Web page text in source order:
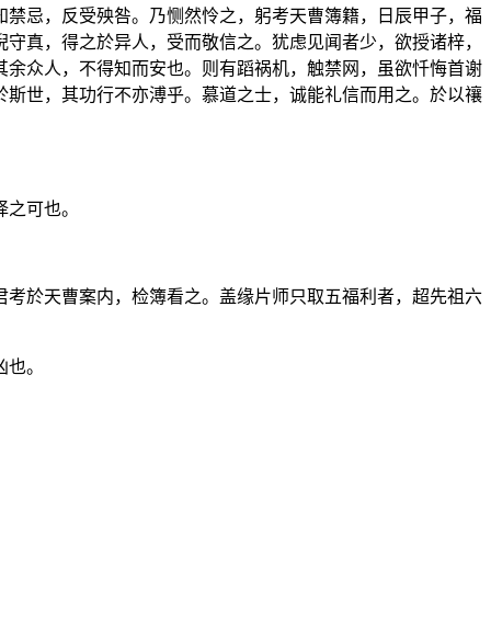
忌，反受殃咎。乃恻然怜之，躬考天曹簿籍，日辰甲子，福
真，得之於异人，受而敬信之。犹虑见闻者少，欲授诸梓，
众人，不得知而安也。则有蹈祸机，触禁网，虽欲忏悔首谢
世，其功行不亦溥乎。慕道之士，诚能礼信而用之。於以禳
可也。
於天曹案内，检簿看之。盖缘片师只取五福利者，超先祖六
。